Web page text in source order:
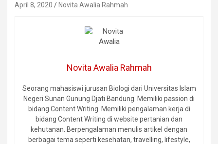
April 8, 2020 Novita Awalia Rahmah
Novita Awalia Rahmah
Seorang mahasiswi jurusan Biologi dari Universitas Islam
Negeri Sunan Gunung Djati Bandung. Memiliki passion di
bidang Content Writing. Memiliki pengalaman kerja di
bidang Content Writing di website pertanian dan
kehutanan. Berpengalaman menulis artikel dengan
berbagai tema seperti kesehatan, travelling, lifestyle,